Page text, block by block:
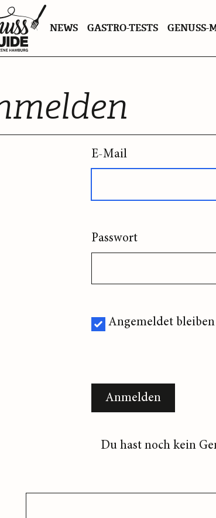
NEWS GASTRO-TESTS GENUSS-
E-Mail
Passwort
Angemeldet bleiben
Anmelden
Du hast noch kein